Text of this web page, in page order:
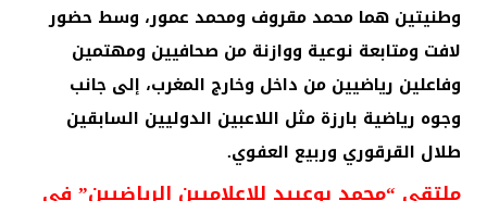
وطنيتين هما محمد مقروف ومحمد عمور، وسط حضور
لافت ومتابعة نوعية ووازنة من صحافيين ومهتمين
وفاعلين رياضيين من داخل وخارج المغرب، إلى جانب
وجوه رياضية بارزة مثل اللاعبين الدوليين السابقين
طلال القرقوري وربيع العفوي.
ملتقى “محمد بوعبيد للإعلاميين الرياضيين” في